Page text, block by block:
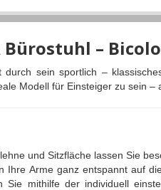
–
durch sein sportlich –
Modell für Einsteiger zu sein
und Sitzfläche lassen Sie
Ihre Arme ganz entspannt auf
Sie mithilfe der individuell